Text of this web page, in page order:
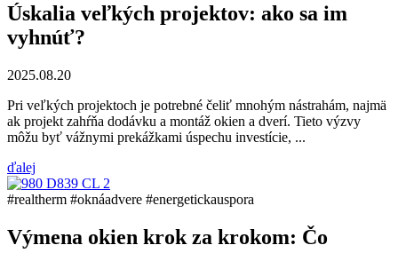
Úskalia veľkých projektov: ako sa im
vyhnúť?
2025.08.20
Pri veľkých projektoch je potrebné čeliť mnohým nástrahám, najmä
ak projekt zahŕňa dodávku a montáž okien a dverí. Tieto výzvy
môžu byť vážnymi prekážkami úspechu investície, ...
ďalej
#realtherm #oknáadvere #energetickauspora
Výmena okien krok za krokom: Čo